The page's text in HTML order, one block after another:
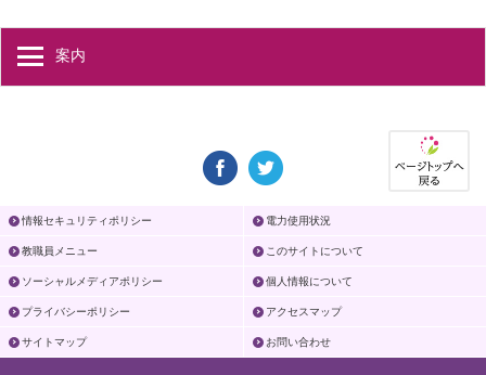
案内
情報セキュリティポリシー 電力使用状況
教職員メニュー このサイトについて
ソーシャルメディアポリシー 個人情報について
プライバシーポリシー アクセスマップ
サイトマップ お問い合わせ